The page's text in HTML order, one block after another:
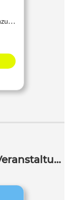
Bildungsangebote, Termine, Veranstaltungen